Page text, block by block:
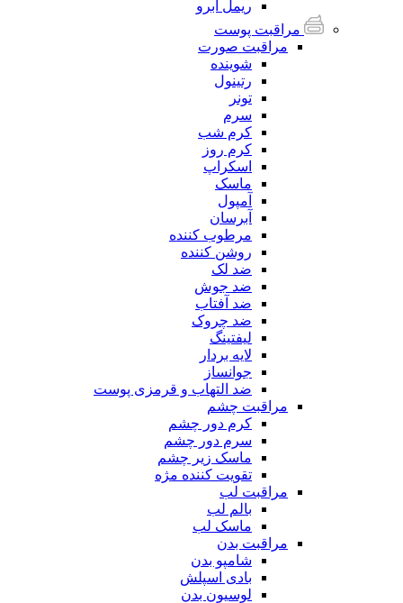
ریمل ابرو
مراقبت پوست
مراقبت صورت
شوینده
رتینول
تونر
سرم
کرم شب
کرم روز
اسکراپ
ماسک
آمپول
آبرسان
مرطوب کننده
روشن کننده
ضد لک
ضد جوش
ضد آفتاب
ضد چروک
لیفتینگ
لایه بردار
جوانساز
ضد التهاب و قرمزی پوست
مراقبت چشم
کرم دور چشم
سرم دور چشم
ماسک زیر چشم
تقویت کننده مژه
مراقبت لب
بالم لب
ماسک لب
مراقبت بدن
شامپو بدن
بادی اسپلش
لوسیون بدن